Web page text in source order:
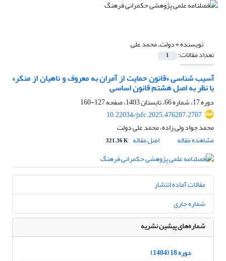
نویسنده =دولت، محمد علی
تعداد مقالات: 1
آسیب شناسی «قانون حمایت از آمران به معروف و ناهیان از منکر»
با نظر به اصل هشتم قانون اساسی
دوره 17، شماره 66، تابستان 1403، صفحه
127-160
10.22034/jsfc.2025.476287.2707
محمد جواد ولی زاده، محمد علی دولت
مشاهده مقاله
اصل مقاله 321.36 K
مقالات آماده انتشار
شماره جاری
شماره‌های پیشین نشریه
دوره 18 (1404)